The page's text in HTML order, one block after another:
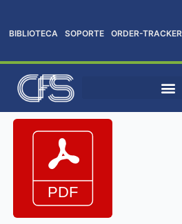
al
contenido
BIBLIOTECA SOPORTE ORDER-TRACKER